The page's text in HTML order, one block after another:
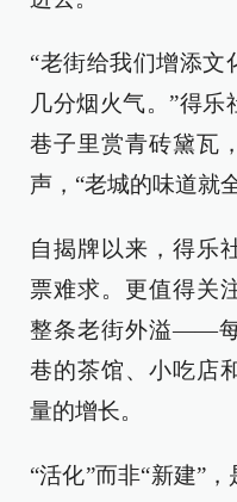
“老街给我们增添文
几分烟火气。”得
巷子里赏青砖黛瓦
声，“老城的味道就
自揭牌以来，得乐
票难求。更值得关
整条老街外溢——
巷的茶馆、小吃店
量的增长。
“活化”而非“新建”